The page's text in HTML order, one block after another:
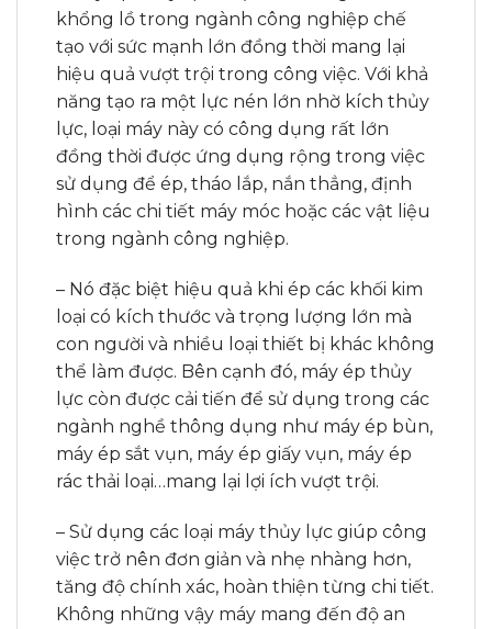
khổng lồ trong ngành công nghiệp chế
tạo với sức mạnh lớn đồng thời mang lại
hiệu quả vượt trội trong công việc. Với khả
năng tạo ra một lực nén lớn nhờ kích thủy
lực, loại máy này có công dụng rất lớn
đồng thời được ứng dụng rộng trong việc
sử dụng để ép, tháo lắp, nắn thẳng, định
hình các chi tiết máy móc hoặc các vật liệu
trong ngành công nghiệp.
– Nó đặc biệt hiệu quả khi ép các khối kim
loại có kích thước và trọng lượng lớn mà
con người và nhiều loại thiết bị khác không
thể làm được. Bên cạnh đó, máy ép thủy
lực còn được cải tiến để sử dụng trong các
ngành nghề thông dụng như máy ép bùn,
máy ép sắt vụn, máy ép giấy vụn, máy ép
rác thải loại…mang lại lợi ích vượt trội.
– Sử dụng các loại máy thủy lực giúp công
việc trở nên đơn giản và nhẹ nhàng hơn,
tăng độ chính xác, hoàn thiện từng chi tiết.
Không những vậy máy mang đến độ an